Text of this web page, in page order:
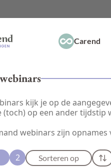
Carend
kijk je op de
(toch) op een ander
webinars zijn
2 Sorteren op